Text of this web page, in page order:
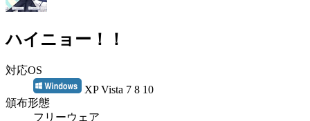
ハイニョー！！
対応OS
XP Vista 7 8 10
頒布形態
フリーウェア